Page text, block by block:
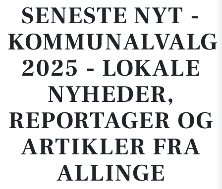
SENESTE NYT -
KOMMUNALVALG
2025 - LOKALE
NYHEDER,
REPORTAGER OG
ARTIKLER FRA
ALLINGE